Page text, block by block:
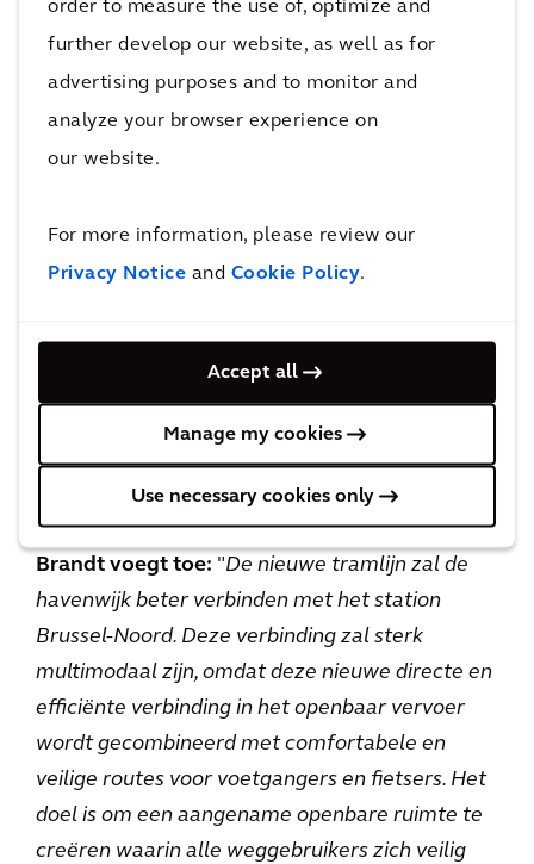
order to measure the use of, optimize and
further develop our website, as well as for
advertising purposes and to monitor and
analyze your browser experience on
our website.
For more information, please review our
Privacy Notice and Cookie Policy.
Accept all
Manage my cookies
Use necessary cookies only
Taxis en het verbeteren van de levenskwaliteit
in de omliggende wijken. Het Thurn & Taxis-
project groeit snel. Steeds meer bedrijven en
populariteit. We zijn ervan overtuigd dat een
vlotte tramverbinding met Brussel-Noord,
Brussels Minister van Mobiliteit, Openbare
Werken en Verkeersveiligheid Elke Van den
Brandt voegt toe: "De nieuwe tramlijn zal de
havenwijk beter verbinden met het station
Brussel-Noord. Deze verbinding zal sterk
multimodaal zijn, omdat deze nieuwe directe en
efficiënte verbinding in het openbaar vervoer
wordt gecombineerd met comfortabele en
veilige routes voor voetgangers en fietsers. Het
doel is om een aangename openbare ruimte te
creëren waarin alle weggebruikers zich veilig